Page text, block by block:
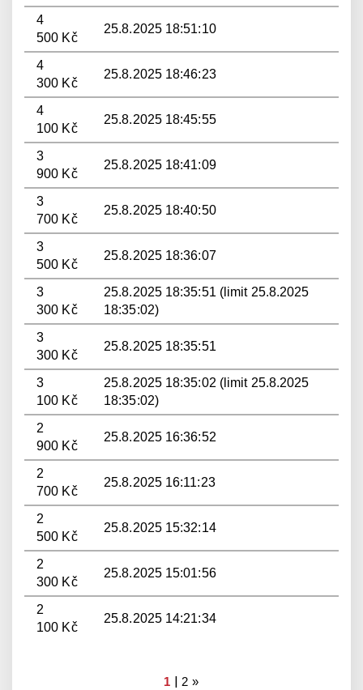
4
500 Kč
25.8.2025 18:51:10
4
300 Kč
25.8.2025 18:46:23
4
100 Kč
25.8.2025 18:45:55
3
900 Kč
25.8.2025 18:41:09
3
700 Kč
25.8.2025 18:40:50
3
500 Kč
25.8.2025 18:36:07
3
300 Kč
25.8.2025 18:35:51 (limit 25.8.2025
18:35:02)
3
300 Kč
25.8.2025 18:35:51
3
100 Kč
25.8.2025 18:35:02 (limit 25.8.2025
18:35:02)
2
900 Kč
25.8.2025 16:36:52
2
700 Kč
25.8.2025 16:11:23
2
500 Kč
25.8.2025 15:32:14
2
300 Kč
25.8.2025 15:01:56
2
100 Kč
25.8.2025 14:21:34
1 |2 »